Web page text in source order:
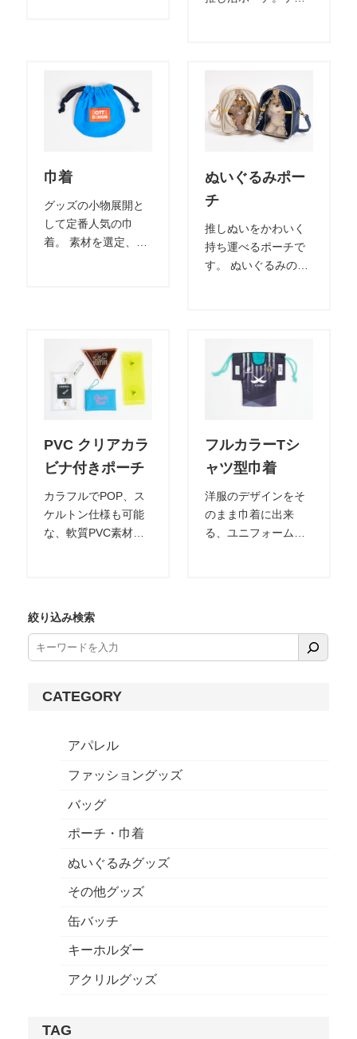
同素材でトートのセ
ット展開もオススメ
です。
モチーフもデザイン
別注可能です。
巾着
グッズの小物展開と
して定番人気の巾
着。 素材を選定、イ
ぬいぐるみポー
チ
推しぬいをかわいく
持ち運べるポーチで
す。 ぬいぐるみのイ
PVC クリアカラ
ビナ付きポーチ
カラフルでPOP、ス
ケルトン仕様も可能
な、軟質PVC素材の
ジェット、型押しな
ど様々な手法に対応
可能です。
フルカラーTシ
ャツ型巾着
洋服のデザインをそ
のまま巾着に出来
る、ユニフォーム型
ン表現もOK。 コスメ
やお薬などのちょっ
絞り込み検索
CATEGORY
アパレル
ファッショングッズ
バッグ
ポーチ・巾着
ぬいぐるみグッズ
その他グッズ
缶バッチ
キーホルダー
アクリルグッズ
TAG